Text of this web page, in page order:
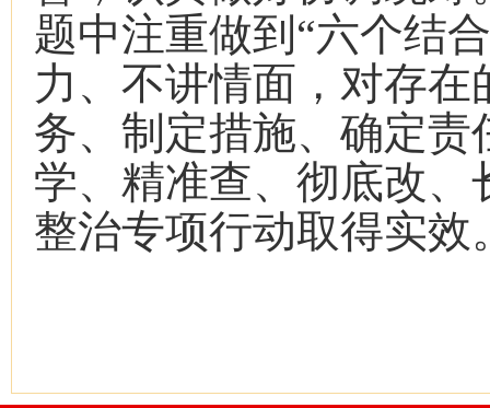
题中注重做到“六个结
力、不讲情面，对存
务、制定措施、确定
学、精准查、彻底改
整治专项行动取得实效